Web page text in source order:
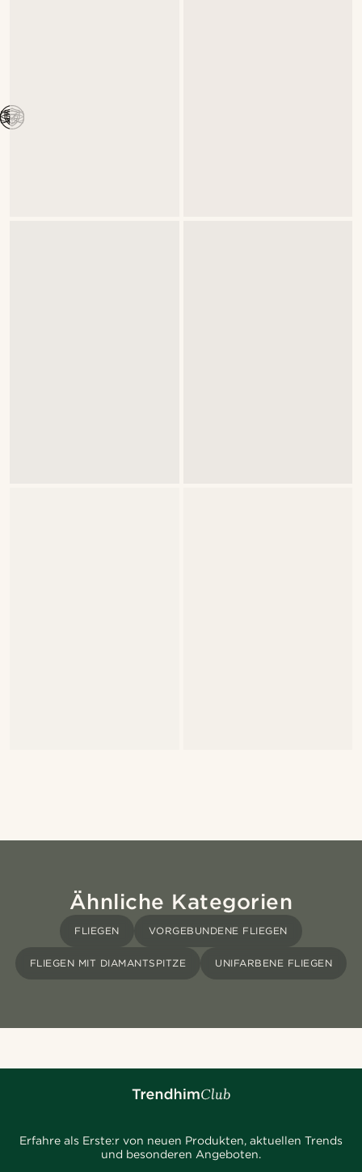
Ähnliche Kategorien
FLIEGEN VORGEBUNDENE FLIEGEN
FLIEGEN MIT DIAMANTSPITZE UNIFARBENE FLIEGEN
Erfahre als Erste:r von neuen Produkten, aktuellen Trends
und besonderen Angeboten.